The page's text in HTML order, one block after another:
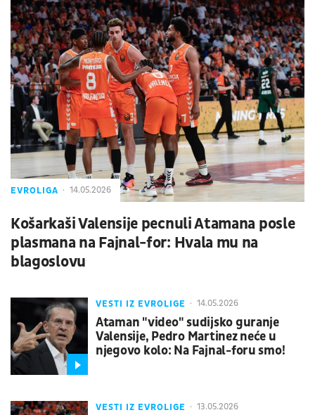
EVROLIGA 14.05.2026
Košarkaši Valensije pecnuli Atamana posle
plasmana na Fajnal-for: Hvala mu na
blagoslovu
VESTI IZ EVROLIGE 14.05.2026
Ataman "video" sudijsko guranje
Valensije, Pedro Martinez neće u
njegovo kolo: Na Fajnal-foru smo!
VESTI IZ EVROLIGE 13.05.2026